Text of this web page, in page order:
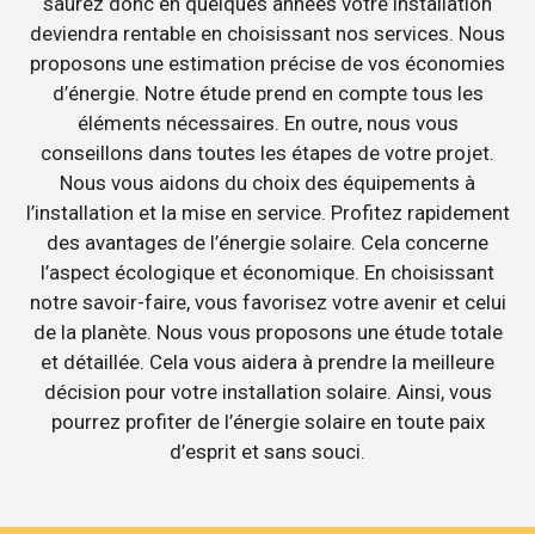
deviendra rentable en choisissant nos services. Nous
proposons une estimation précise de vos économies
d’énergie. Notre étude prend en compte tous les
éléments nécessaires. En outre, nous vous
conseillons dans toutes les étapes de votre projet.
Nous vous aidons du choix des équipements à
l’installation et la mise en service. Profitez rapidement
des avantages de l’énergie solaire. Cela concerne
l’aspect écologique et économique. En choisissant
notre savoir-faire, vous favorisez votre avenir et celui
de la planète. Nous vous proposons une étude totale
et détaillée. Cela vous aidera à prendre la meilleure
décision pour votre installation solaire. Ainsi, vous
pourrez profiter de l’énergie solaire en toute paix
d’esprit et sans souci.